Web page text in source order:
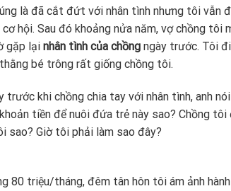
là đã cắt đứt với nhân tình nhưng tôi vẫn
hội. Sau đó khoảng nửa năm, vợ chồng tôi
gặp lại nhân tình của chồng ngày trước. Tôi
bé trông rất giống chồng tôi.
trước khi chồng chia tay với nhân tình, anh
tiền để nuôi đứa trẻ này sao? Chồng
sao? Giờ tôi phải làm sao đây?
80 triệu/tháng, đêm tân hôn tôi ám ảnh